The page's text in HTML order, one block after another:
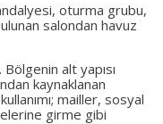
oturma grubu,
salondan havuz
alt yapısı
kaynaklanan
mailler, sosyal
girme gibi